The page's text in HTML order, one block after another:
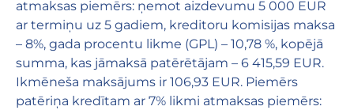
atmaksas piemērs: ņemot aizdevumu 5 000 EUR
ar termiņu uz 5 gadiem, kreditoru komisijas maksa
– 8%, gada procentu likme (GPL) – 10,78 %, kopējā
summa, kas jāmaksā patērētājam – 6 415,59 EUR.
Ikmēneša maksājums ir 106,93 EUR. Piemērs
patēriņa kredītam ar 7% likmi atmaksas piemērs: